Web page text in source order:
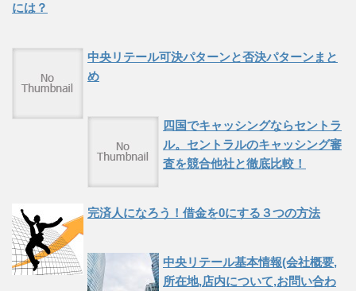
には？
中央リテール可決パターンと否決パターンまと
め
四国でキャッシングならセントラ
ル。セントラルのキャッシング審
査を競合他社と徹底比較！
完済人になろう！借金を0にする３つの方法
中央リテール基本情報(会社概要,
所在地,店内について,お問い合わ